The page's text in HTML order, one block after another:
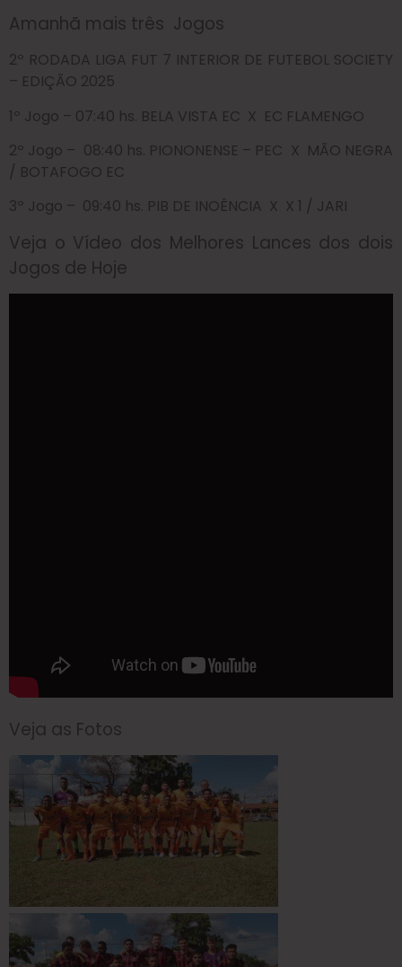
Amanhã mais três Jogos
2º RODADA LIGA FUT 7 INTERIOR DE FUTEBOL SOCIETY
– EDIÇÃO 2025
1º Jogo – 07:40 hs. BELA VISTA EC X EC FLAMENGO
2º Jogo – 08:40 hs. PIONONENSE – PEC X MÃO NEGRA
/ BOTAFOGO EC
3º Jogo – 09:40 hs. PIB DE INOÊNCIA X X 1 / JARI
Veja o Vídeo dos Melhores Lances dos dois
Jogos de Hoje
Veja as Fotos